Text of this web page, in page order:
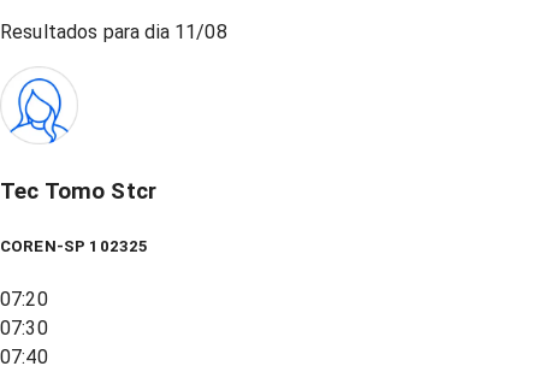
Resultados para dia 11/08
Tec Tomo Stcr
COREN-SP 102325
07:20
07:30
07:40